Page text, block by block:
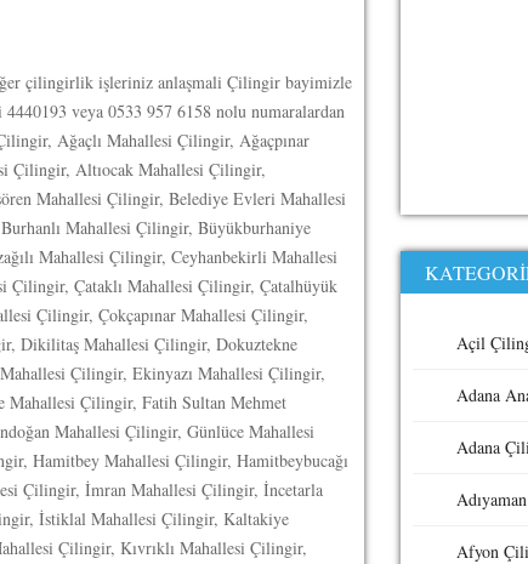
çilingirlik işleriniz anlaşmali Çilingir bayimizle
veya 0533 957 6158 nolu numaralardan
Ağaçlı Mahallesi Çilingir, Ağaçpınar
Çilingir, Altıocak Mahallesi Çilingir,
Mahallesi Çilingir, Belediye Evleri Mahallesi
Mahallesi Çilingir, Büyükburhaniye
Mahallesi Çilingir, Ceyhanbekirli Mahallesi
Çataklı Mahallesi Çilingir, Çatalhüyük
Çilingir, Çokçapınar Mahallesi Çilingir,
Dikilitaş Mahallesi Çilingir, Dokuztekne
Çilingir, Ekinyazı Mahallesi Çilingir,
Çilingir, Fatih Sultan Mehmet
Mahallesi Çilingir, Günlüce Mahallesi
Hamitbey Mahallesi Çilingir, Hamitbeybucağı
Çilingir, İmran Mahallesi Çilingir, İncetarla
İstiklal Mahallesi Çilingir, Kaltakiye
Çilingir, Kıvrıklı Mahallesi Çilingir,
Açil
Adana
Adana
Afyon